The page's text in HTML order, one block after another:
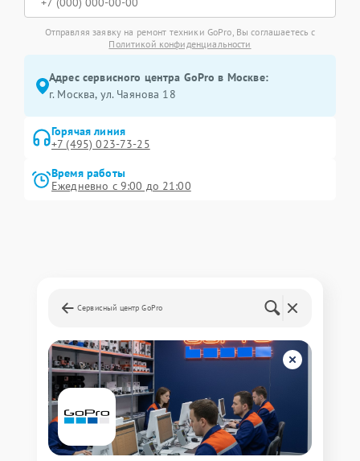
Отправляя заявку на ремонт техники GoPro, Вы соглашаетесь с
Политикой конфиденциальности
Адрес сервисного центра GoPro в Москве:
г. Москва, ул. Чаянова 18
Горячая линия
+7 (495) 023-73-25
Время работы
Ежедневно с 9:00 до 21:00
Сервисный центр GoPro